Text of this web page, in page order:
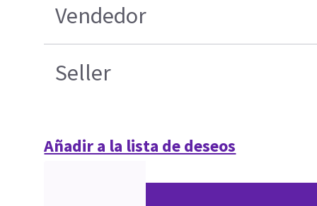
Vendedor
Seller
Añadir a la lista de deseos